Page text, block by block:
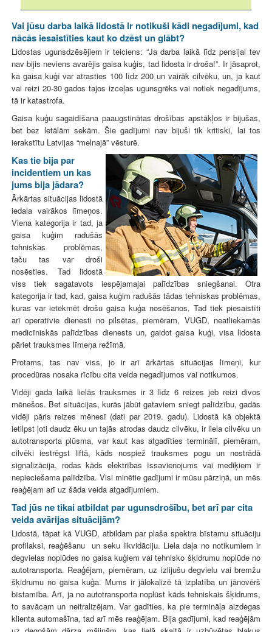
Vai jūsu darba laikā lidostā ir notikuši kādi negadījumi, kad
nācās iesaistīties kaut ko dzēst un glābt?
Lidostas ugunsdzēsējiem ir teiciens: “Ja darba laikā līdz pensijai tev
nav bijis neviens avarējis gaisa kuģis, tad lidosta ir droša!”. Ir jāsaprot,
ka gaisa kuģī var atrasties 100 līdz 200 un vairāk cilvēku, un, ja kaut
vai reizi 20-30 gados tajos izceļas ugunsgrēks vai notiek negadījums,
tā ir katastrofa.
Gaisa kuģu sagaidīšana paaugstinātas drošības apstākļos ir bijušas,
bet bez letālām sekām. Šie gadījumi nav bijuši tik kritiski, lai tos
ierakstītu Latvijas “melnajā” vēsturē.
Kas tie bija par
incidentiem un kas
jums bija jādara?
Ārkārtas situācijas lidostā
iedala vairākos līmeņos.
Viena kategorija ir tad, ja
gaisa kuģim radušās
tehniskas problēmas,
taču tas var droši
nosēsties. Tad lidostā
viss tiek sagatavots iespējamajai palīdzības sniegšanai. Otra
kategorija ir tad, kad, gaisa kuģim radušās tādas tehniskas problēmas,
kuras var ietekmēt drošu gaisa kuģa nosēšanos. Tad tiek piesaistīti
arī operatīvie dienesti no pilsētas, piemēram, VUGD, neatliekamās
medicīniskās palīdzības dienests un, gaidot gaisa kuģi, visa lidosta
pāriet trauksmes līmeņa režīmā.
Protams, tas nav viss, jo ir arī ārkārtas situācijas līmeņi, kur
procedūras nosaka rīcību cita veida negadījumos vai notikumos.
Vidēji gada laikā lielās trauksmes ir 3 līdz 6 reizes jeb reizi divos
mēnešos. Bet situācijas, kurās jābūt gataviem sniegt palīdzību, gadās
vidēji pāris reizes mēnesī (dati par 2019. gadu). Lidostā kā objektā
ietilpst ļoti daudz ēku un tajās atrodas daudz cilvēku, ir liela cilvēku un
autotransporta plūsma, var kaut kas atgadīties terminālī, piemēram,
cilvēki iestrēgst liftā, kāds nospiež trauksmes pogu un nostrādā
signalizācija, rodas kāds elektrības īssavienojums vai mediķiem ir
nepieciešama palīdzība. Visi minētie gadījumi ir mūsu pārziņā, un mēs
reaģējam arī uz šāda veida atgadījumiem.
Tad jūs ne tikai atbildat par ugunsdrošību, bet arī par cita
veida avārijas situācijām?
Lidostā, tāpat kā VUGD, atbildam par plaša spektra bīstamu situāciju
profilaksi, reaģēšanu un seku likvidāciju. Liela daļa no notikumiem ir
degvielas noplūdes no gaisa kuģiem vai tehnisko šķidrumu noplūde no
autotransporta. Reaģējam, piemēram, uz izlijušu degvielu vai bremžu
šķidrumu no gaisa kuģa. Mums ir jālokalizē tā izplatība un jānovērš
bīstamība. Arī, ja no autotransporta noplūst kāds tehniskais šķidrums,
to savācam un neitralizējam. Var gadīties, ka pie termināļa aizdegas
klienta automašīna, tad arī mēs reaģējam. Bija gadījumi, kad reaģējām